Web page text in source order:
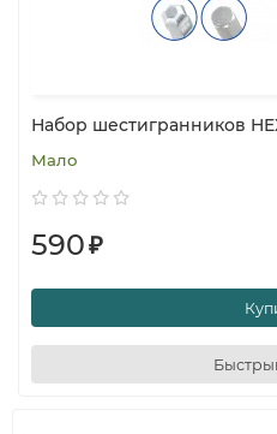
Набор шестигранников
Мало
590₽